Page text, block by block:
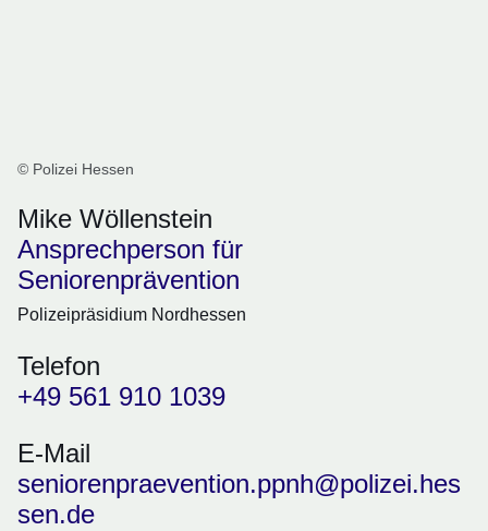
© Polizei Hessen
Mike Wöllenstein
Ansprechperson für
Seniorenprävention
Polizeipräsidium Nordhessen
Telefon
+49 561 910 1039
E-Mail
seniorenpraevention.ppnh@polizei.hes
sen.de